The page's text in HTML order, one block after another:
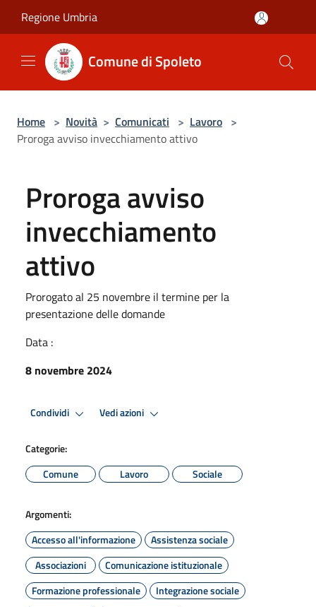
Regione Umbria
Comune di Spoleto
Home > Novità > Comunicati > Lavoro >
Proroga avviso invecchiamento attivo
Proroga avviso
invecchiamento
attivo
Prorogato al 25 novembre il termine per la
presentazione delle domande
Data :
8 novembre 2024
Condividi Vedi azioni
Categorie:
Comune
Lavoro Sociale
Argomenti:
Accesso all'informazione
Assistenza sociale
Associazioni
Comunicazione istituzionale
Formazione professionale
Integrazione sociale